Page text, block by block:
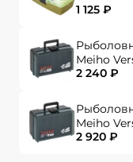
1 125 ₽
Meiho
2 240 ₽
Meiho
2 920 ₽
на обработку